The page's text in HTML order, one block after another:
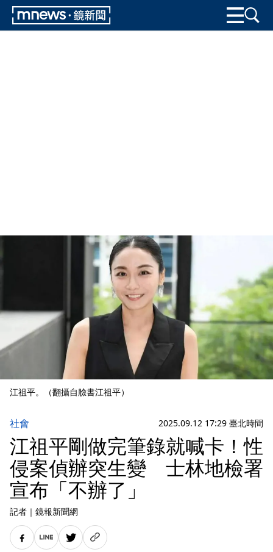
江祖平。（翻攝自臉書江祖平）
社會 2025.09.12 17:29 臺北時間
江祖平剛做完筆錄就喊卡！性
侵案偵辦突生變 士林地檢署
宣布「不辦了」
記者 ｜ 鏡報新聞網